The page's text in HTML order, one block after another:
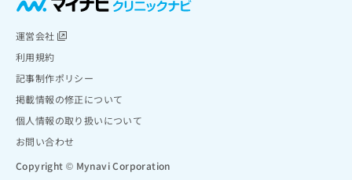
運営会社
利用規約
記事制作ポリシー
掲載情報の修正について
個人情報の取り扱いについて
お問い合わせ
Copyright © Mynavi Corporation